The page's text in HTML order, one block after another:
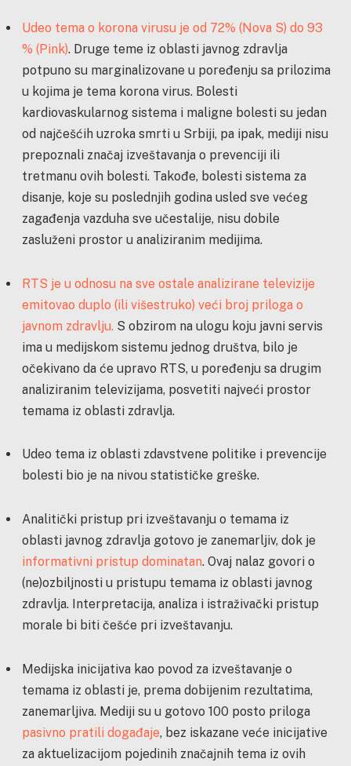
Udeo tema o korona virusu je od 72% (Nova S) do 93
% (Pink). Druge teme iz oblasti javnog zdravlja
potpuno su marginalizovane u poređenju sa prilozima
u kojima je tema korona virus. Bolesti
kardiovaskularnog sistema i maligne bolesti su jedan
od najčešćih uzroka smrti u Srbiji, pa ipak, mediji nisu
prepoznali značaj izveštavanja o prevenciji ili
tretmanu ovih bolesti. Takođe, bolesti sistema za
disanje, koje su poslednjih godina usled sve većeg
zagađenja vazduha sve učestalije, nisu dobile
zasluženi prostor u analiziranim medijima.
RTS je u odnosu na sve ostale analizirane televizije
emitovao duplo (ili višestruko) veći broj priloga o
javnom zdravlju. S obzirom na ulogu koju javni servis
ima u medijskom sistemu jednog društva, bilo je
očekivano da će upravo RTS, u poređenju sa drugim
analiziranim televizijama, posvetiti najveći prostor
temama iz oblasti zdravlja.
Udeo tema iz oblasti zdavstvene politike i prevencije
bolesti bio je na nivou statističke greške.
Analitički pristup pri izveštavanju o temama iz
oblasti javnog zdravlja gotovo je zanemarljiv, dok je
informativni pristup dominatan. Ovaj nalaz govori o
(ne)ozbiljnosti u pristupu temama iz oblasti javnog
zdravlja. Interpretacija, analiza i istraživački pristup
morale bi biti češće pri izveštavanju.
Medijska inicijativa kao povod za izveštavanje o
temama iz oblasti je, prema dobijenim rezultatima,
zanemarljiva. Mediji su u gotovo 100 posto priloga
pasivno pratili događaje, bez iskazane veće inicijative
za aktuelizacijom pojedinih značajnih tema iz ovih